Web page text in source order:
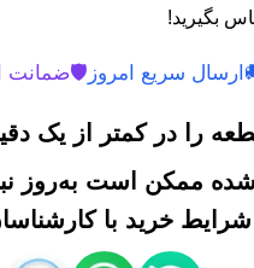
بگیرید!
ارسال سریع امروز 🛡️ضمانت
را در کمتر از یک
ممکن است به‌روز
خرید با